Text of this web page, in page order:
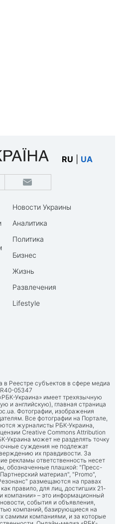
RU UA
Новости Украины
Аналитика
Политика
Бизнес
Жизнь
Развлечения
Lifestyle
в Реестре субъектов в сфере медиа
05347
Украина» имеет трехязычную
и английскую), главная страница
. Фотографии, изображения
Все фотографии на Портале,
журналисты РБК-Украина,
Creative Commons Attribution
Украина может не разделять точку
суждения не подлежат
их правдивости. За
рекламы ответственность несет
обозначенные плашкой: "Пресс-
материал", "Promo",
размещаются на правах
правило, для лиц, достигших 21-
компании» – это информационный
события и объявления,
компаний, базирующиеся на
самими компаниями, и за которые